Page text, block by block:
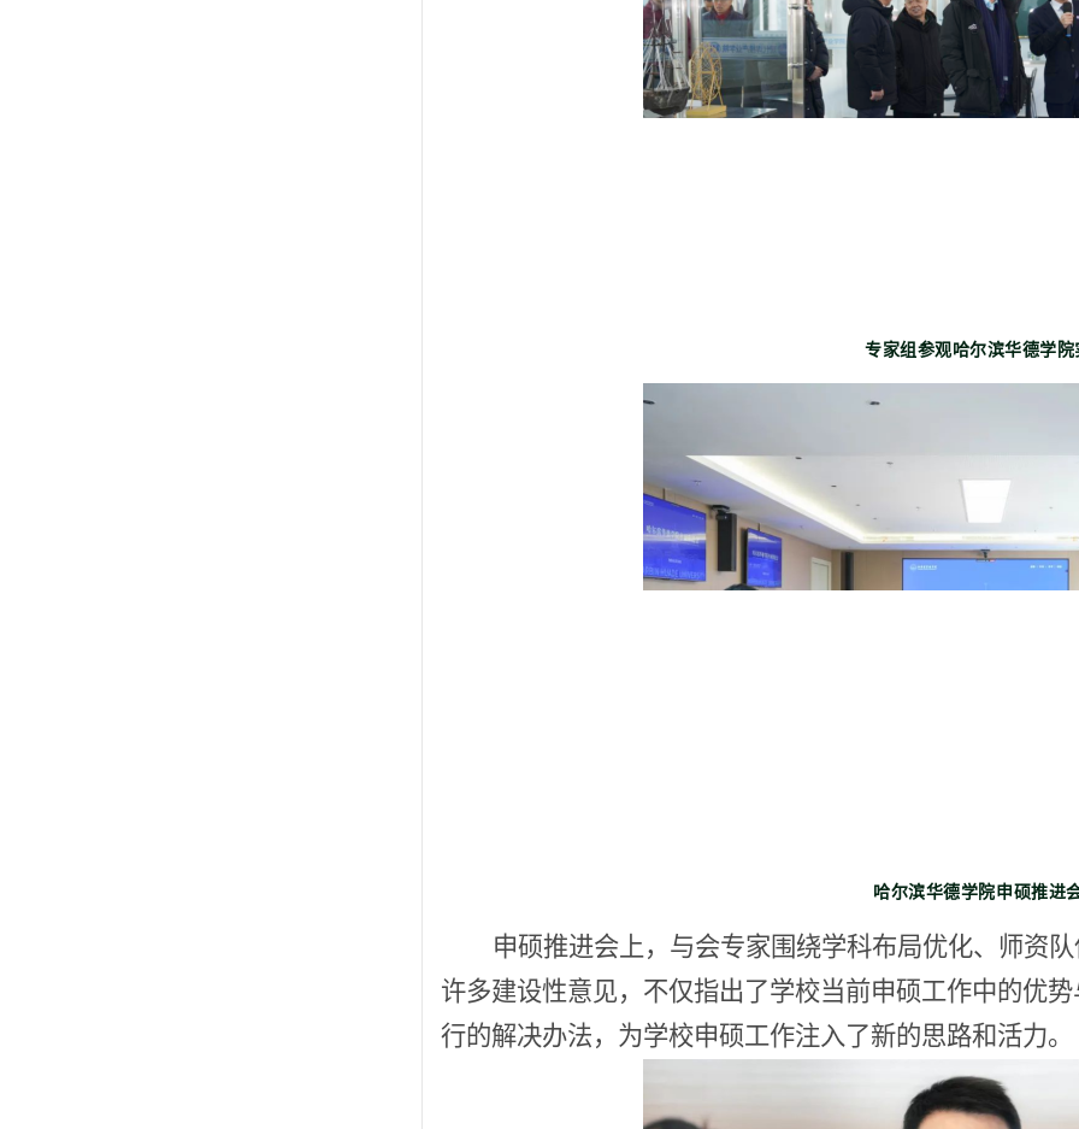
专家组参观哈尔滨华德学院
哈尔滨华德学院申硕推进
申硕推进会上，与会专家围绕学科布局优化、师资
许多建设性意见，不仅指出了学校当前申硕工作中的优
行的解决办法，为学校申硕工作注入了新的思路和活力。